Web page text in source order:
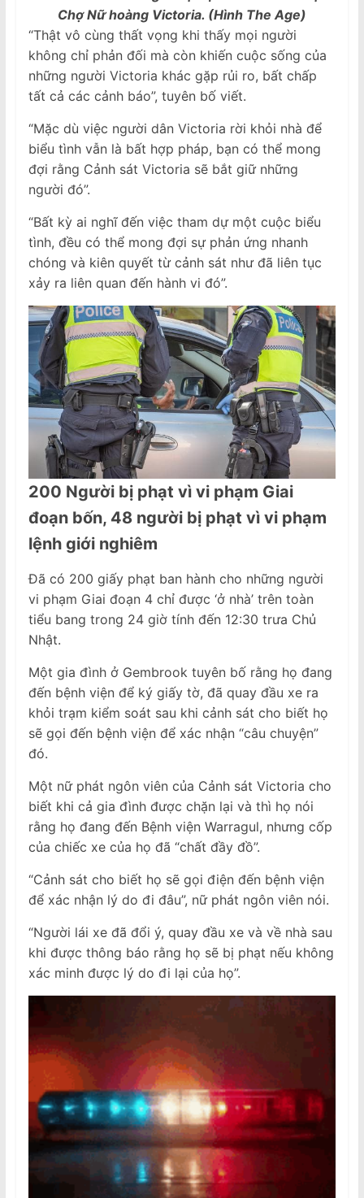
Chợ Nữ hoàng Victoria. (Hình The Age)
“Thật vô cùng thất vọng khi thấy mọi người
không chỉ phản đối mà còn khiến cuộc sống của
những người Victoria khác gặp rủi ro, bất chấp
tất cả các cảnh báo”, tuyên bố viết.
“Mặc dù việc người dân Victoria rời khỏi nhà để
biểu tình vẫn là bất hợp pháp, bạn có thể mong
đợi rằng Cảnh sát Victoria sẽ bắt giữ những
người đó”.
“Bất kỳ ai nghĩ đến việc tham dự một cuộc biểu
tình, đều có thể mong đợi sự phản ứng nhanh
chóng và kiên quyết từ cảnh sát như đã liên tục
xảy ra liên quan đến hành vi đó”.
200 Người bị phạt vì vi phạm Giai
đoạn bốn, 48 người bị phạt vì vi phạm
lệnh giới nghiêm
Đã có 200 giấy phạt ban hành cho những người
vi phạm Giai đoạn 4 chỉ được ‘ở nhà’ trên toàn
tiểu bang trong 24 giờ tính đến 12:30 trưa Chủ
Nhật.
Một gia đình ở Gembrook tuyên bố rằng họ đang
đến bệnh viện để ký giấy tờ, đã quay đầu xe ra
khỏi trạm kiểm soát sau khi cảnh sát cho biết họ
sẽ gọi đến bệnh viện để xác nhận “câu chuyện”
đó.
Một nữ phát ngôn viên của Cảnh sát Victoria cho
biết khi cả gia đình được chặn lại và thì họ nói
rằng họ đang đến Bệnh viện Warragul, nhưng cốp
của chiếc xe của họ đã “chất đầy đồ”.
“Cảnh sát cho biết họ sẽ gọi điện đến bệnh viện
để xác nhận lý do đi đâu”, nữ phát ngôn viên nói.
“Người lái xe đã đổi ý, quay đầu xe và về nhà sau
khi được thông báo rằng họ sẽ bị phạt nếu không
xác minh được lý do đi lại của họ”.